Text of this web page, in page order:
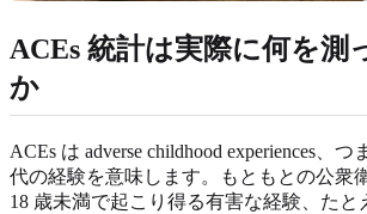
ACEs 統計は実際に何を測
か
ACEs は adverse childhood experiences、
代の経験を意味します。もともとの公衆
18 歳未満で起こり得る有害な経験、たと